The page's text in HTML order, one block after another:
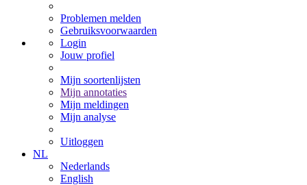
Problemen melden
Gebruiksvoorwaarden
Login
Jouw profiel
Mijn soortenlijsten
Mijn annotaties
Mijn meldingen
Mijn analyse
Uitloggen
NL
Nederlands
English